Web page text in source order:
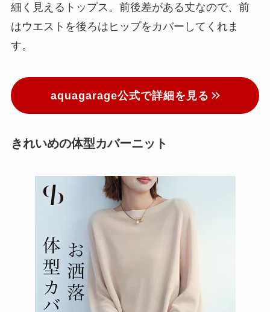
細く見えるトップス。前後差がある丈なので、前
はウエストを後ろはヒップをカバーしてくれま
す。
aquagarage公式で詳細を見る
きれいめの体型カバーニット